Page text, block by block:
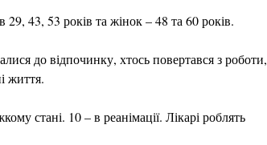
43, 53 років та жінок – 48 та 60 років.
до відпочинку, хтось повертався з роботи,
життя.
стані. 10 – в реанімації. Лікарі роблять